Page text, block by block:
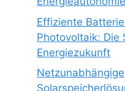
Effiziente
Photovoltaik: Die
Energiezukunft
Netzunabhängige